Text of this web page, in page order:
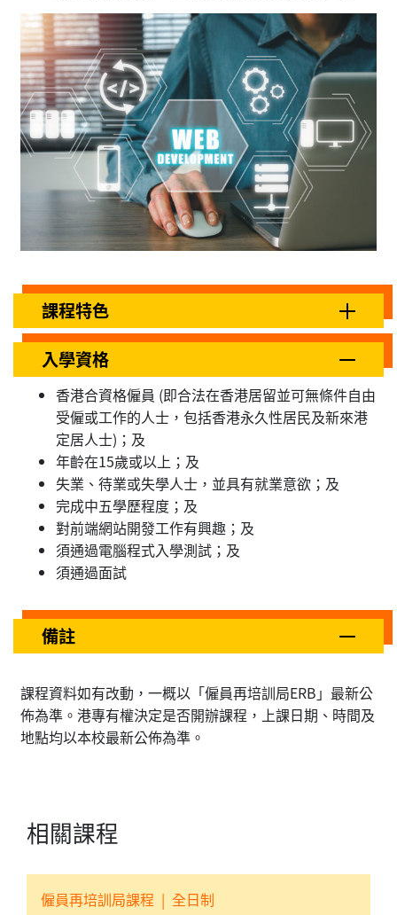
課程特色
入學資格
香港合資格僱員 (即合法在香港居留並可無條件自由
受僱或工作的人士，包括香港永久性居民及新來港
定居人士)；及
年齡在15歲或以上；及
失業、待業或失學人士，並具有就業意欲；及
完成中五學歷程度；及
對前端網站開發工作有興趣；及
須通過電腦程式入學測試；及
須通過面試
備註
課程資料如有改動，一概以「僱員再培訓局ERB」最新公
佈為準。港專有權決定是否開辦課程，上課日期、時間及
地點均以本校最新公佈為準。
相關課程
僱員再培訓局課程 | 全日制